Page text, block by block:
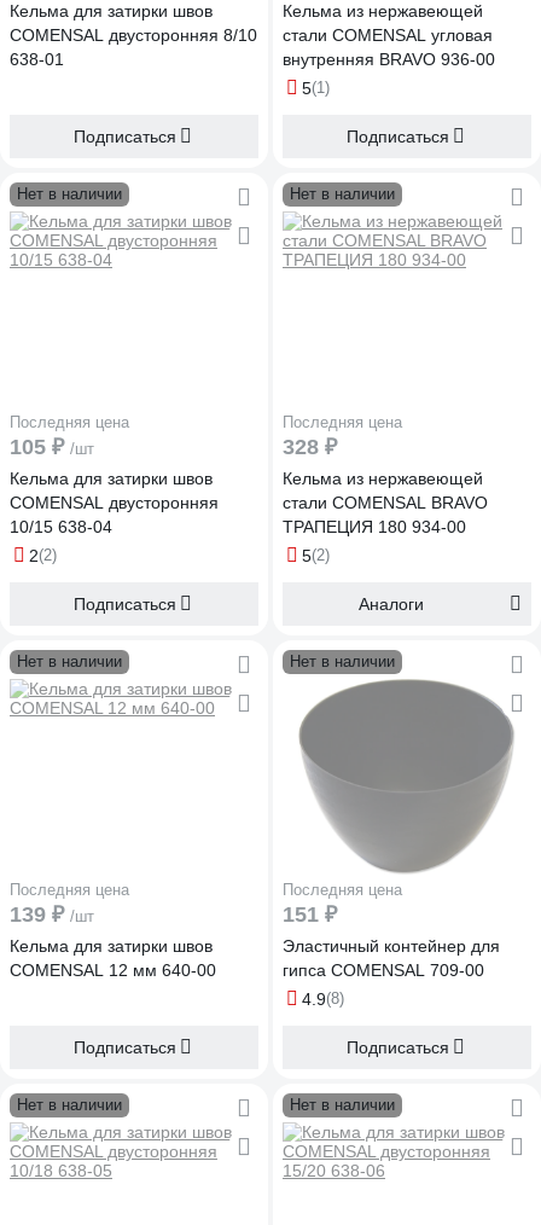
Кельма для затирки швов
COMENSAL двусторонняя 8/10
638-01
Подписаться
Кельма из нержавеющей
стали COMENSAL угловая
внутренняя BRAVO 936-00
5(1)
Подписаться
Нет в наличии
Последняя цена
105 ₽ /шт
Кельма для затирки швов
COMENSAL двусторонняя
10/15 638-04
2(2)
Подписаться
Нет в наличии
Последняя цена
328 ₽
Кельма из нержавеющей
стали COMENSAL BRAVO
ТРАПЕЦИЯ 180 934-00
5(2)
Аналоги
Нет в наличии
Последняя цена
139 ₽ /шт
Кельма для затирки швов
COMENSAL 12 мм 640-00
Подписаться
Нет в наличии
Последняя цена
151 ₽
Эластичный контейнер для
гипса COMENSAL 709-00
4.9(8)
Подписаться
Нет в наличии Нет в наличии